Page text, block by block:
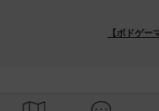
【ボドゲー